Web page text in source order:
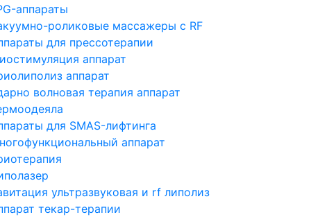
аппараты
роликовые массажеры с RF
для прессотерапии
аппарат
аппарат
волновая терапия аппарат
для SMAS-лифтинга
аппарат
ультразвуковая и rf липолиз
текар-терапии